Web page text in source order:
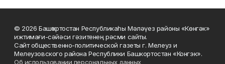
© 2026 Башҡортостан Республикаһы Мәләүез районы «Көнгәк»
ижтимағи-сәйәси гәзитенең рәсми сайты.
Сайт общественно-политической газеты г. Мелеуз и
Мелеузовского района Республики Башкортостан «Конгэк».
Об использовании персональных данных